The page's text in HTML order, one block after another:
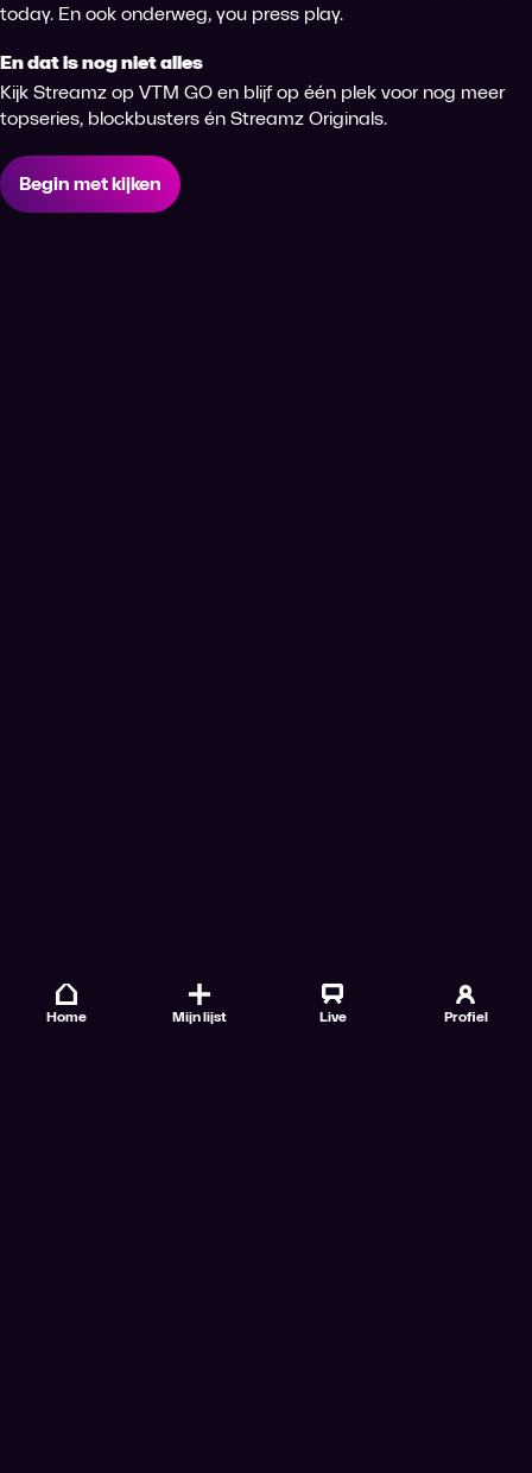
Home Mijn lijst Live Profiel
today. En ook onderweg, you press play.
En dat is nog niet alles
Kijk Streamz op VTM GO en blijf op één plek voor nog meer
topseries, blockbusters én Streamz Originals.
Begin met kijken